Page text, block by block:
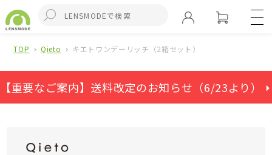
TOP Qieto キエトワンデーリッチ（2箱セット）
【重要なご案内】送料改定のお知らせ（6/23より） ⏵